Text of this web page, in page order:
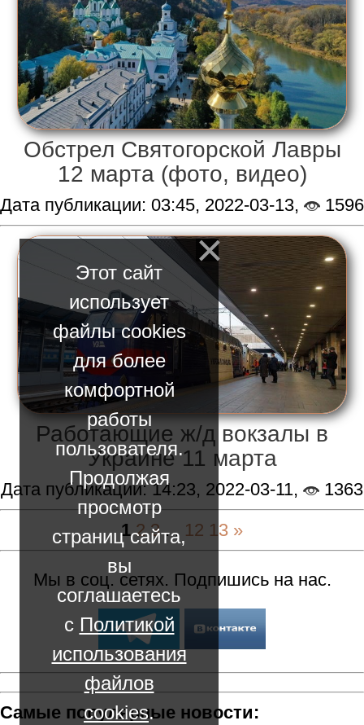
Обстрел Святогорской Лавры
12 марта (фото, видео)
Дата публикации: 03:45, 2022-03-13, 1596
Работающие ж/д вокзалы в
Украине 11 марта
Дата публикации: 14:23, 2022-03-11,
1363
1 2 3 ... 12 13 »
Мы в соц. сетях. Подпишись на нас.
Самые популярные новости:
Этот сайт
использует
файлы cookies
для более
комфортной
работы
пользователя.
Продолжая
просмотр
страниц сайта,
вы
соглашаетесь
с Политикой
использования
файлов
cookies.